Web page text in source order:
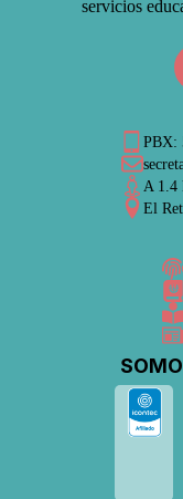
servicios
PBX:
A 1.4
El